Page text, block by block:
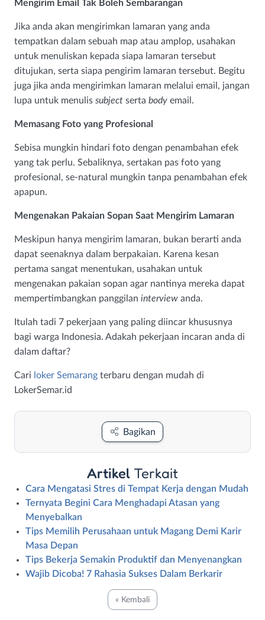
Mengirim Email Tak Boleh Sembarangan
Jika anda akan mengirimkan lamaran yang anda
tempatkan dalam sebuah map atau amplop, usahakan
untuk menuliskan kepada siapa lamaran tersebut
ditujukan, serta siapa pengirim lamaran tersebut. Begitu
juga jika anda mengirimkan lamaran melalui email, jangan
lupa untuk menulis subject serta body email.
Memasang Foto yang Profesional
Sebisa mungkin hindari foto dengan penambahan efek
yang tak perlu. Sebaliknya, sertakan pas foto yang
profesional, se-natural mungkin tanpa penambahan efek
apapun.
Mengenakan Pakaian Sopan Saat Mengirim Lamaran
Meskipun hanya mengirim lamaran, bukan berarti anda
dapat seenaknya dalam berpakaian. Karena kesan
pertama sangat menentukan, usahakan untuk
mengenakan pakaian sopan agar nantinya mereka dapat
mempertimbangkan panggilan interview anda.
Itulah tadi 7 pekerjaan yang paling diincar khususnya
bagi warga Indonesia. Adakah pekerjaan incaran anda di
dalam daftar?
Cari loker Semarang terbaru dengan mudah di
LokerSemar.id
Bagikan
Artikel Terkait
Cara Mengatasi Stres di Tempat Kerja dengan Mudah
Ternyata Begini Cara Menghadapi Atasan yang
Menyebalkan
Tips Memilih Perusahaan untuk Magang Demi Karir
Masa Depan
Tips Bekerja Semakin Produktif dan Menyenangkan
Wajib Dicoba! 7 Rahasia Sukses Dalam Berkarir
« Kembali